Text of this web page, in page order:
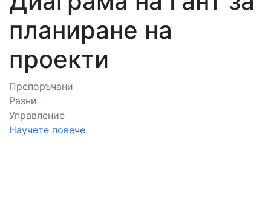
планиране на
проекти
Препоръчани
Разни
Управление
Научете повече